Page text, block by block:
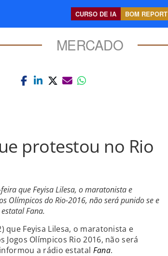
CURSO DE IA BOM REPORT
MERCADO
protestou no Rio
que Feyisa Lilesa, o maratonista e
Olímpicos do Rio-2016, não será punido se e
Fana.
Feyisa Lilesa, o maratonista e
Olímpicos Rio 2016, não será
a rádio estatal Fana.